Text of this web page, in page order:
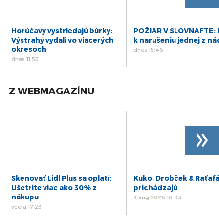
Horúčavy vystriedajú búrky:
Výstrahy vydali vo viacerých
okresoch
dnes 11:55
POŽIAR V SLOVNAFTE:
k narušeniu jednej z
dnes 15:46
Z WEBMAGAZÍNU
Skenovať Lidl Plus sa oplatí:
Ušetrite viac ako 30% z
nákupu
včera 17:23
Kuko, Drobček &
prichádzajú
3 aug 2026 16:03
»